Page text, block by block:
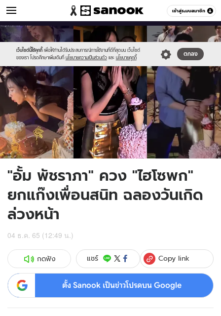
เข้าสู่ระบบสมาชิก
ข่าวบันเทิง หมวดอื่นๆ
เว็บไซต์นี้ใช้คุกกี้ เพื่อให้ท่านได้รับประสบการณ์การใช้งานที่ดีที่สุดบน เว็บไซต์
ของเรา โปรดศึกษาเพิ่มเติมที่ นโยบายความเป็นส่วนตัว และ นโยบายคุกกี้
ตกลง
Sanook
//s.isanook.com/sr/0/images/logo-
new-
sanook.png
600
60
//s.isanook.com/ns/0/ud/1733/8668510/aum01.jpg
"อั้ม พัชราภา" ควง "ไฮโซพก"
ยกแก๊งเพื่อนสนิท ฉลองวันเกิด
ล่วงหน้า
04 ธ.ค. 65 (12:49 น.)
กดฟัง แชร์ Copy link
ตั้ง Sanook เป็นข่าวโปรดบน Google